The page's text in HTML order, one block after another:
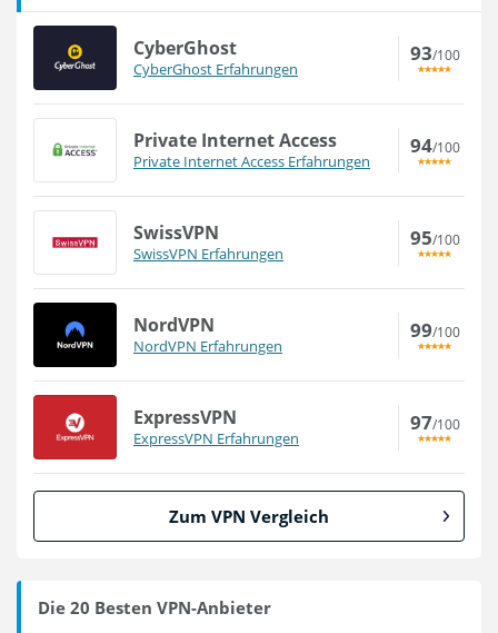
CyberGhost
CyberGhost Erfahrungen
93/100
Private Internet Access
Private Internet Access Erfahrungen
94/100
SwissVPN
SwissVPN Erfahrungen
95/100
NordVPN
NordVPN Erfahrungen
99/100
ExpressVPN
ExpressVPN Erfahrungen
97/100
Zum VPN Vergleich
Die 20 Besten VPN-Anbieter